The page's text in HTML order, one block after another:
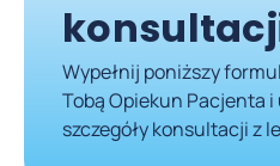
Wypełnij poniższy
Tobą Opiekun Pacjenta
szczegóły konsultacji z